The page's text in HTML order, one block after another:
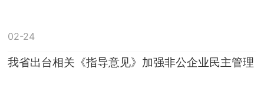
02-24
我省出台相关《指导意见》加强非公企业民主管理